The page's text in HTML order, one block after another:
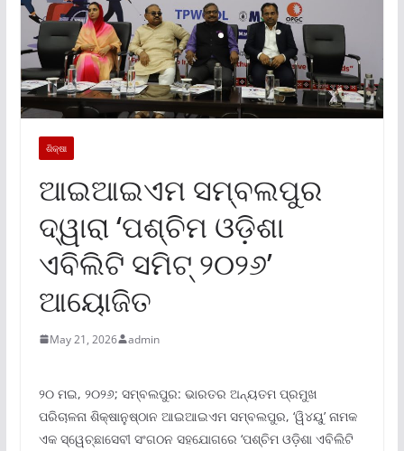
ଶିକ୍ଷା
ଆଇଆଇଏମ ସମ୍ବଲପୁର
ଦ୍ୱାରା ‘ପଶ୍ଚିମ ଓଡ଼ିଶା
ଏବିଲିଟି ସମିଟ୍ ୨୦୨୬’
ଆୟୋଜିତ
May 21, 2026 admin
୨୦ ମଇ, ୨୦୨୬; ସମ୍ବଲପୁର: ଭାରତର ଅନ୍ୟତମ ପ୍ରମୁଖ
ପରିଚାଳନା ଶିକ୍ଷାନୁଷ୍ଠାନ ଆଇଆଇଏମ ସମ୍ବଲପୁର, ‘ୱି୪ୟୁ’ ନାମକ
ଏକ ସ୍ୱେଚ୍ଛାସେବୀ ସଂଗଠନ ସହଯୋଗରେ ‘ପଶ୍ଚିମ ଓଡ଼ିଶା ଏବିଲିଟି